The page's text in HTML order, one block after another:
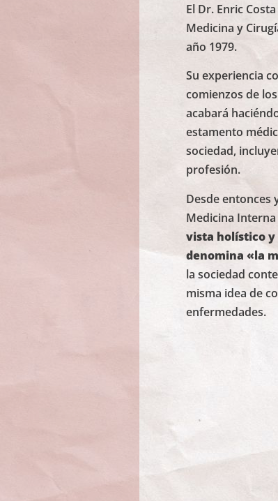
El Dr. Enric
Medicina y
año 1979.
Su experiencia
comienzos de
acabará
estamento
sociedad,
profesión.
Desde entonces
Medicina
vista holístico y
denomina «la
la sociedad
misma idea de
enfermedades.